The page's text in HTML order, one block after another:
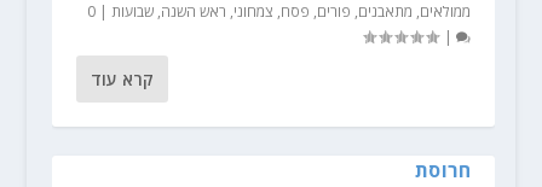
ממולאים, מתאבנים, פורים, פסח, צמחוני, ראש השנה, שבועות|
0
|
קרא עוד
חרוסת